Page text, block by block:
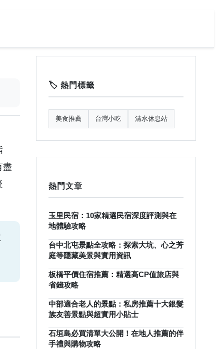
盡
🏷️ 熱門標籤
美食推薦 台灣小吃 清水休息站
熱門文章
玉里民宿：10家精選民宿深度評測與在
地體驗攻略
台中北屯景點全攻略：探索大坑、心之芳
庭等隱藏美景與實用資訊
板橋平價住宿推薦：精選高CP值旅店與
省錢攻略
中部適合老人的景點：私房推薦十大銀髮
族友善景點與超實用小貼士
石垣島必買清單大公開！在地人推薦的伴
手禮與購物攻略